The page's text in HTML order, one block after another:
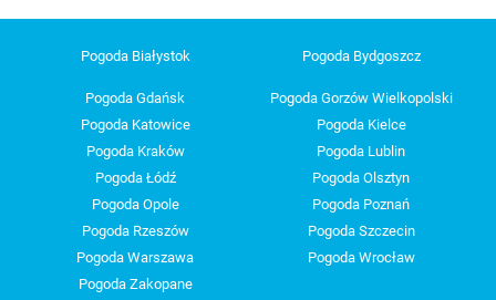
Pogoda Białystok Pogoda Bydgoszcz
Pogoda Gdańsk
Pogoda Gorzów Wielkopolski
Pogoda Katowice
Pogoda Kielce
Pogoda Kraków
Pogoda Lublin
Pogoda Łódź
Pogoda Olsztyn
Pogoda Opole
Pogoda Poznań
Pogoda Rzeszów
Pogoda Szczecin
Pogoda Warszawa
Pogoda Wrocław
Pogoda Zakopane